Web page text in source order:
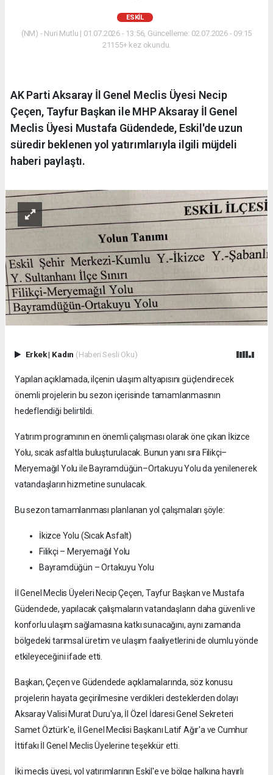
ESKİL
(NM) - Nuri Mutlu | 01.07.2026 - 13:56, Güncelleme: 02.07.2026 - 09:15
21155+ kez okundu.
AK Parti Aksaray İl Genel Meclis Üyesi Necip
Çeçen, Tayfur Başkan ile MHP Aksaray İl Genel
Meclis Üyesi Mustafa Güdendede, Eskil'de uzun
süredir beklenen yol yatırımlarıyla ilgili müjdeli
haberi paylaştı.
Erkek| Kadın (Haberi Sesli Oku)
Yapılan açıklamada, ilçenin ulaşım altyapısını güçlendirecek
önemli projelerin bu sezon içerisinde tamamlanmasının
hedeflendiği belirtildi.
Yatırım programının en önemli çalışması olarak öne çıkan İkizce
Yolu, sıcak asfaltla buluşturulacak. Bunun yanı sıra Filikçi–
Meryemağıl Yolu ile Bayramdüğün–Ortakuyu Yolu da yenilenerek
vatandaşların hizmetine sunulacak.
Bu sezon tamamlanması planlanan yol çalışmaları şöyle:
İkizce Yolu (Sıcak Asfalt)
Filikçi – Meryemağıl Yolu
Bayramdüğün – Ortakuyu Yolu
İl Genel Meclis Üyeleri Necip Çeçen, Tayfur Başkan ve Mustafa
Güdendede, yapılacak çalışmaların vatandaşların daha güvenli ve
konforlu ulaşım sağlamasına katkı sunacağını, aynı zamanda
bölgedeki tarımsal üretim ve ulaşım faaliyetlerini de olumlu yönde
etkileyeceğini ifade etti.
Başkan, Çeçen ve Güdendede açıklamalarında, söz konusu
projelerin hayata geçirilmesine verdikleri desteklerden dolayı
Aksaray Valisi Murat Duru'ya, İl Özel İdaresi Genel Sekreteri
Samet Öztürk'e, İl Genel Meclisi Başkanı Latif Ağır'a ve Cumhur
İttifakı İl Genel Meclis Üyelerine teşekkür etti.
İki meclis üyesi, yol yatırımlarının Eskil'e ve bölge halkına hayırlı